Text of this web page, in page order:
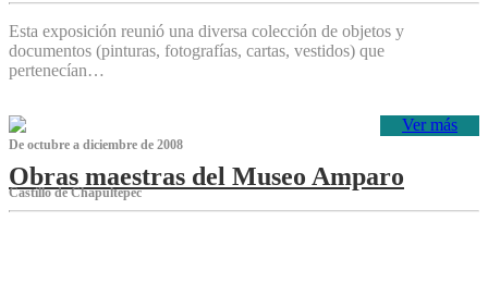
Esta exposición reunió una diversa colección de objetos y
documentos (pinturas, fotografías, cartas, vestidos) que
pertenecían…
Ver más
De octubre a diciembre de 2008
Obras maestras del Museo Amparo
Castillo de Chapultepec